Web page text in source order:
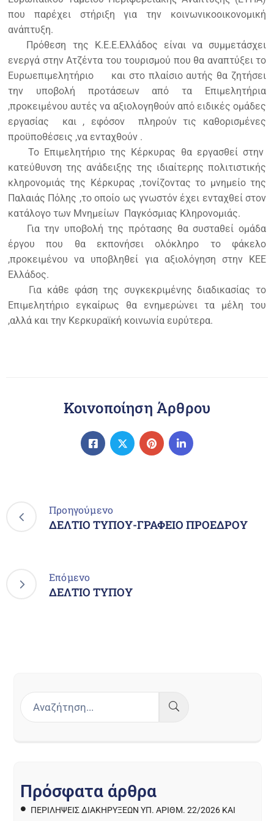
που παρέχει στήριξη για την κοινωνικοοικονομική
ανάπτυξη.
Πρόθεση της Κ.Ε.Ε.Ελλάδος είναι να συμμετάσχει
ενεργά στην Ατζέντα του τουρισμού που θα αναπτύξει το
Ευρωεπιμελητήριο και στο πλαίσιο αυτής θα ζητήσει
την υποβολή προτάσεων από τα Επιμελητήρια
,προκειμένου αυτές να αξιολογηθούν από ειδικές ομάδες
εργασίας και , εφόσον πληρούν τις καθορισμένες
προϋποθέσεις ,να ενταχθούν .
Το Επιμελητήριο της Κέρκυρας θα εργασθεί στην
κατεύθυνση της ανάδειξης της ιδιαίτερης πολιτιστικής
κληρονομιάς της Κέρκυρας ,τονίζοντας το μνημείο της
Παλαιάς Πόλης ,το οποίο ως γνωστόν έχει ενταχθεί στον
κατάλογο των Μνημείων Παγκόσμιας Κληρονομιάς.
Για την υποβολή της πρότασης θα συσταθεί ομάδα
έργου που θα εκπονήσει ολόκληρο το φάκελο
,προκειμένου να υποβληθεί για αξιολόγηση στην ΚΕΕ
Ελλάδος.
Για κάθε φάση της συγκεκριμένης διαδικασίας το
Επιμελητήριο εγκαίρως θα ενημερώνει τα μέλη του
,αλλά και την Κερκυραϊκή κοινωνία ευρύτερα.
Κοινοποίηση Άρθρου
Προηγούμενο
ΔΕΛΤΙΟ ΤΥΠΟΥ-ΓΡΑΦΕΙΟ ΠΡΟΕΔΡΟΥ
Επόμενο
ΔΕΛΤΙΟ ΤΥΠΟΥ
Πρόσφατα άρθρα
ΠΕΡΙΛΉΨΕΙΣ ΔΙΑΚΗΡΎΞΕΩΝ ΥΠ. ΑΡΙΘΜ. 22/2026 ΚΑΙ